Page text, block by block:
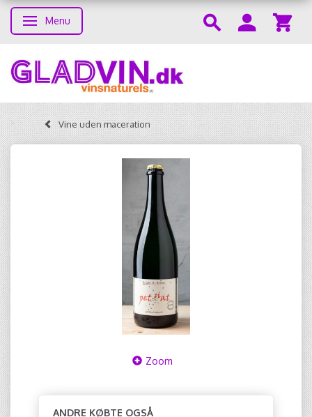
Toggle navigation
Menu
Vine uden maceration
Zoom
ANDRE KØBTE OGSÅ